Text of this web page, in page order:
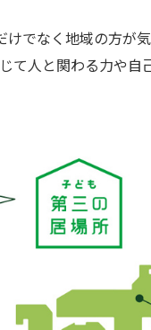
でなく地域の方が
人と関わる力や自